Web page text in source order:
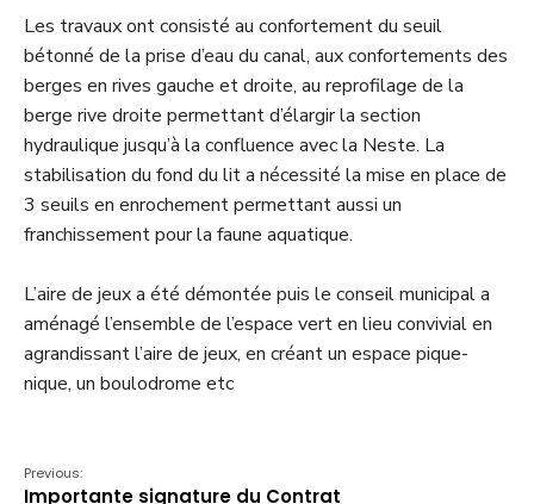
Les travaux ont consisté au confortement du seuil
bétonné de la prise d’eau du canal, aux confortements des
berges en rives gauche et droite, au reprofilage de la
berge rive droite permettant d’élargir la section
hydraulique jusqu’à la confluence avec la Neste. La
stabilisation du fond du lit a nécessité la mise en place de
3 seuils en enrochement permettant aussi un
franchissement pour la faune aquatique.
L’aire de jeux a été démontée puis le conseil municipal a
aménagé l’ensemble de l’espace vert en lieu convivial en
agrandissant l’aire de jeux, en créant un espace pique-
nique, un boulodrome etc
Previous:
Importante signature du Contrat